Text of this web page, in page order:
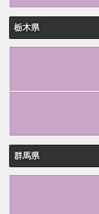
栃木県
群馬県